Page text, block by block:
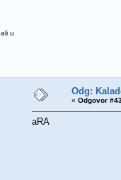
u
Odg:
« Odgovor
aRA